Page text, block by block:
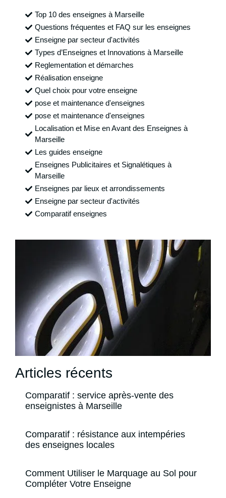
Top 10 des enseignes à Marseille
Questions fréquentes et FAQ sur les enseignes
Enseigne par secteur d'activités
Types d’Enseignes et Innovations à Marseille
Reglementation et démarches
Réalisation enseigne
Quel choix pour votre enseigne
pose et maintenance d'enseignes
pose et maintenance d'enseignes
Localisation et Mise en Avant des Enseignes à
Marseille
Les guides enseigne
Enseignes Publicitaires et Signalétiques à
Marseille
Enseignes par lieux et arrondissements
Enseigne par secteur d'activités
Comparatif enseignes
Articles récents
Comparatif : service après-vente des
enseignistes à Marseille
Comparatif : résistance aux intempéries
des enseignes locales
Comment Utiliser le Marquage au Sol pour
Compléter Votre Enseigne